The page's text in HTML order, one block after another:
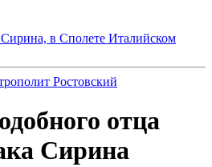
в Сполете Италийском
Ростовский
отца
Сирина